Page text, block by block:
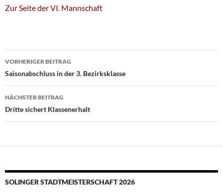
Zur Seite der VI. Mannschaft
Beitragsnavigation
VORHERIGER BEITRAG
Saisonabschluss in der 3. Bezirksklasse
NÄCHSTER BEITRAG
Dritte sichert Klassenerhalt
SOLINGER STADTMEISTERSCHAFT 2026